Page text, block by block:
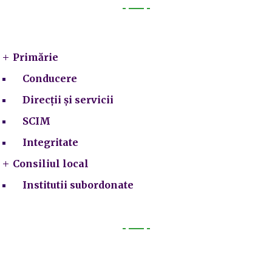
Primărie
Conducere
Direcții și servicii
SCIM
Integritate
Consiliul local
Institutii subordonate